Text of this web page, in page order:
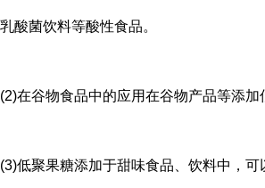
乳酸菌饮料等酸性食品。
(2)在谷物食品中的应用在谷物产品等添加
(3)低聚果糖添加于甜味食品、饮料中，